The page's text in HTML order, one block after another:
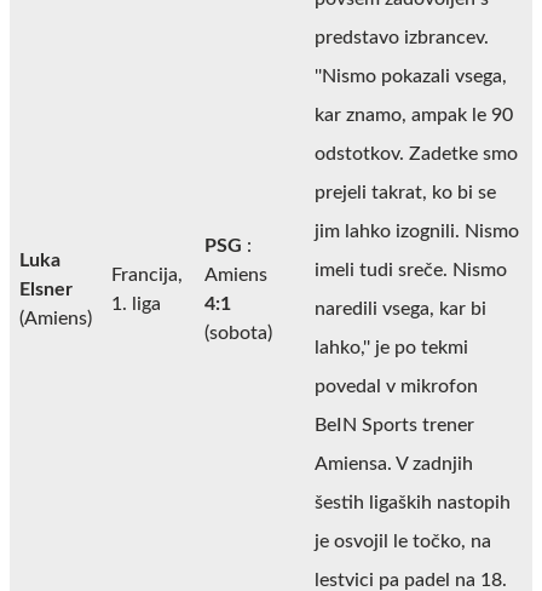
Luka
Elsner
(Amiens)
Francija,
1. liga
PSG :
Amiens
4:1
(sobota)
predstavo izbrancev.
''Nismo pokazali vsega,
kar znamo, ampak le 90
odstotkov. Zadetke smo
prejeli takrat, ko bi se
jim lahko izognili. Nismo
imeli tudi sreče. Nismo
naredili vsega, kar bi
lahko,'' je po tekmi
povedal v mikrofon
BeIN Sports trener
Amiensa. V zadnjih
šestih ligaških nastopih
je osvojil le točko, na
lestvici pa padel na 18.